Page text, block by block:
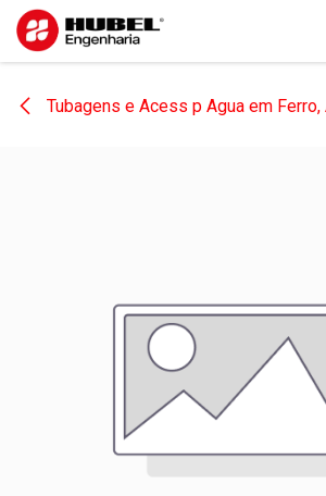
Pular para o conteúdo
Tubagens e Acess p Agua em Ferro,